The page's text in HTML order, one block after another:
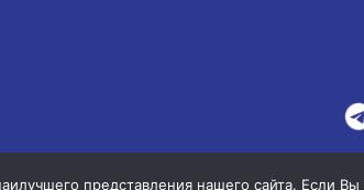
© 2014-2026 АНО
представления нашего сайта. Если